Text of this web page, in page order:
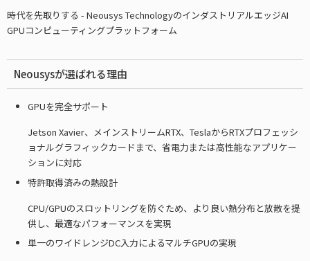
時代を先取りする - Neousys TechnologyのインダストリアルエッジAI
GPUコンピューティングプラットフォーム
Neousysが選ばれる理由
GPUを完全サポート
Jetson Xavier、メインストリームRTX、TeslaからRTXプロフェッシ
ョナルグラフィックカードまで、省電力または高性能なアプリケー
ションに対応
特許取得済みの熱設計
CPU/GPUのスロットリングを防ぐため、より良い熱分布と放散を提
供し、最適なパフォーマンスを実現
単一のワイドレンジDC入力によるマルチGPUの実現